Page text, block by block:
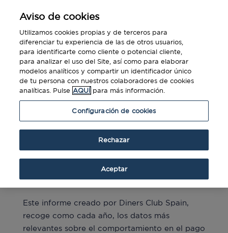
Logotipo aceptación Establecimientos
Diners Club Spain
porDiners Club|Abr 5, 2017 |Descargas
Descargue aquí el logotipo de aceptación de
las tarjetas Diners Club Spain para
Benchmarking 2015
porDiners Club|Sep 7, 2016|Descargas
Este informe creado por Diners Club Spain,
recoge como cada año, los datos más
relevantes sobre el comportamiento en el pago
Aviso de cookies
Utilizamos cookies propias y de terceros para
diferenciar tu experiencia de las de otros usuarios,
para identificarte como cliente o potencial cliente,
para analizar el uso del Site, así como para elaborar
modelos analíticos y compartir un identificador único
de tu persona con nuestros colaboradores de cookies
analíticas. Pulse AQUÍ para más información.
Configuración de cookies
Rechazar
Aceptar